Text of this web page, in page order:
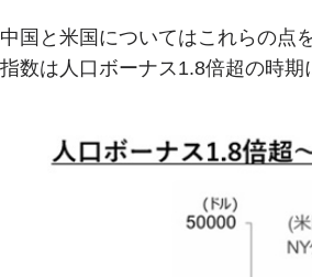
中国と米国についてはこれらの点
指数は人口ボーナス1.8倍超の時期